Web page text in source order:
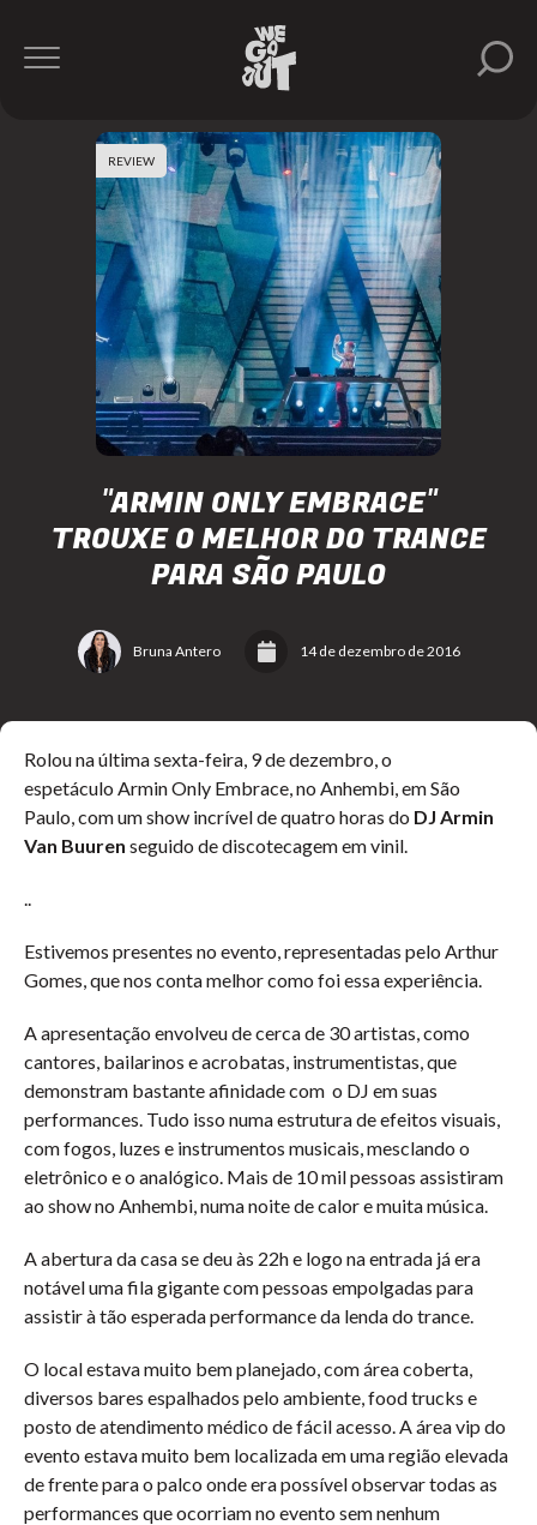
"ARMIN ONLY EMBRACE"
TROUXE O MELHOR DO TRANCE
PARA SÃO PAULO
Bruna Antero 14 de dezembro de 2016
REVIEW
Rolou na última sexta-feira, 9 de dezembro, o
espetáculo Armin Only Embrace, no Anhembi, em São
Paulo, com um show incrível de quatro horas do DJ Armin
Van Buuren seguido de discotecagem em vinil.
..
Estivemos presentes no evento, representadas pelo Arthur
Gomes, que nos conta melhor como foi essa experiência.
A apresentação envolveu de cerca de 30 artistas, como
cantores, bailarinos e acrobatas, instrumentistas, que
demonstram bastante afinidade com o DJ em suas
performances. Tudo isso numa estrutura de efeitos visuais,
com fogos, luzes e instrumentos musicais, mesclando o
eletrônico e o analógico. Mais de 10 mil pessoas assistiram
ao show no Anhembi, numa noite de calor e muita música.
A abertura da casa se deu às 22h e logo na entrada já era
notável uma fila gigante com pessoas empolgadas para
assistir à tão esperada performance da lenda do trance.
O local estava muito bem planejado, com área coberta,
diversos bares espalhados pelo ambiente, food trucks e
posto de atendimento médico de fácil acesso. A área vip do
evento estava muito bem localizada em uma região elevada
de frente para o palco onde era possível observar todas as
performances que ocorriam no evento sem nenhum